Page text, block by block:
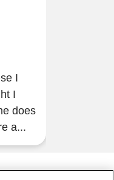
I
I
does
a...